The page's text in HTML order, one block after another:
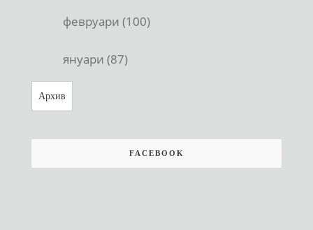
февруари (100)
януари (87)
Архив
FACEBOOK